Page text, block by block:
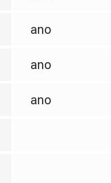
ano
ano
ano